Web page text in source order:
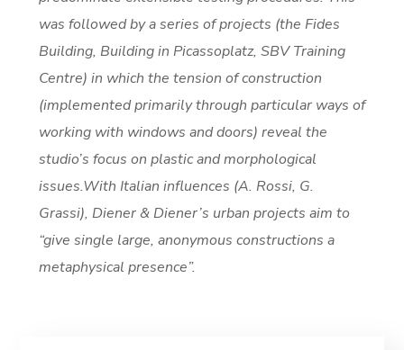
was followed by a series of projects (the Fides
Building, Building in Picassoplatz, SBV Training
Centre) in which the tension of construction
(implemented primarily through particular ways of
working with windows and doors) reveal the
studio’s focus on plastic and morphological
issues.With Italian influences (A. Rossi, G.
Grassi), Diener & Diener’s urban projects aim to
“give single large, anonymous constructions a
metaphysical presence”.